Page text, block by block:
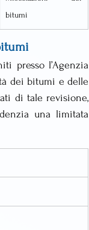
bitumi
presso l’Agenzia
dei bitumi e delle
di tale revisione,
una limitata